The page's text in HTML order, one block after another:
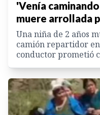
'Venía
muere arrollada
Una niña de 2 años
camión repartidor
conductor prometió